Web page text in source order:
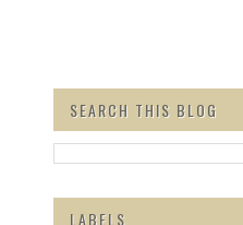
SEARCH THIS BLOG
LABELS